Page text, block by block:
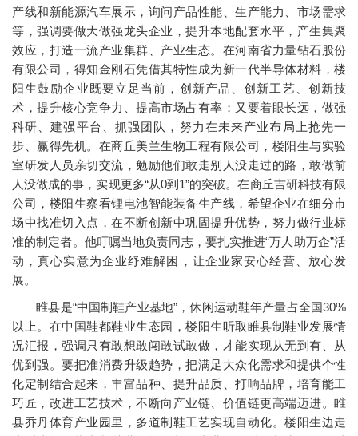
产线和新能源汽车展示，询问产品性能、生产能力、市场需求
等，强调要做大做强龙头企业，提升本地配套水平，产生集聚
效应，打造一流产业集群、产业生态。在河南省力量钻石股份
有限公司，得知金刚石凭借其特性成为新一代半导体材料，楼
阳生鼓励企业既要立足当前，创新产品、创新工艺、创新技
术，提升核心竞争力、提高市场占有率；又要着眼长远，做强
科研、建强平台、抓强团队，努力在未来产业布局上抢先一
步、赢得先机。在商丘美兰生物工程有限公司，楼阳生与实验
室研发人员亲切交流，勉励他们敢走别人没走过的路，敢做前
人没做成的事，实现更多“从0到1”的突破。在商丘吉研科技有限
公司，楼阳生察看锂电池智能装备生产线，希望企业在细分市
场中找准切入点，在不断创新中巩固提升优势，努力做行业标
准的制定者。他叮嘱当地负责同志，要扎实推进“万人助万企”活
动，真心实意为企业纾难解困，让企业家安心经营、放心发
展。
睢县是“中国制鞋产业基地”，休闲运动鞋年产量占全国30%
以上。在中国鞋都鞋业生态园，楼阳生听取睢县制鞋业发展情
况汇报，强调只有敢想敢闯敢试敢做，才能实现从无到有、从
优到强。要把准消费升级趋势，把满足大众化需求和提供个性
化定制结合起来，丰富品种、提升品质、打响品牌，培育能工
巧匠，改进工艺技术，不断向产业链、价值链更高端迈进。睢
县乔丹体育产业园里，多道制鞋工艺实现自动化。楼阳生边走